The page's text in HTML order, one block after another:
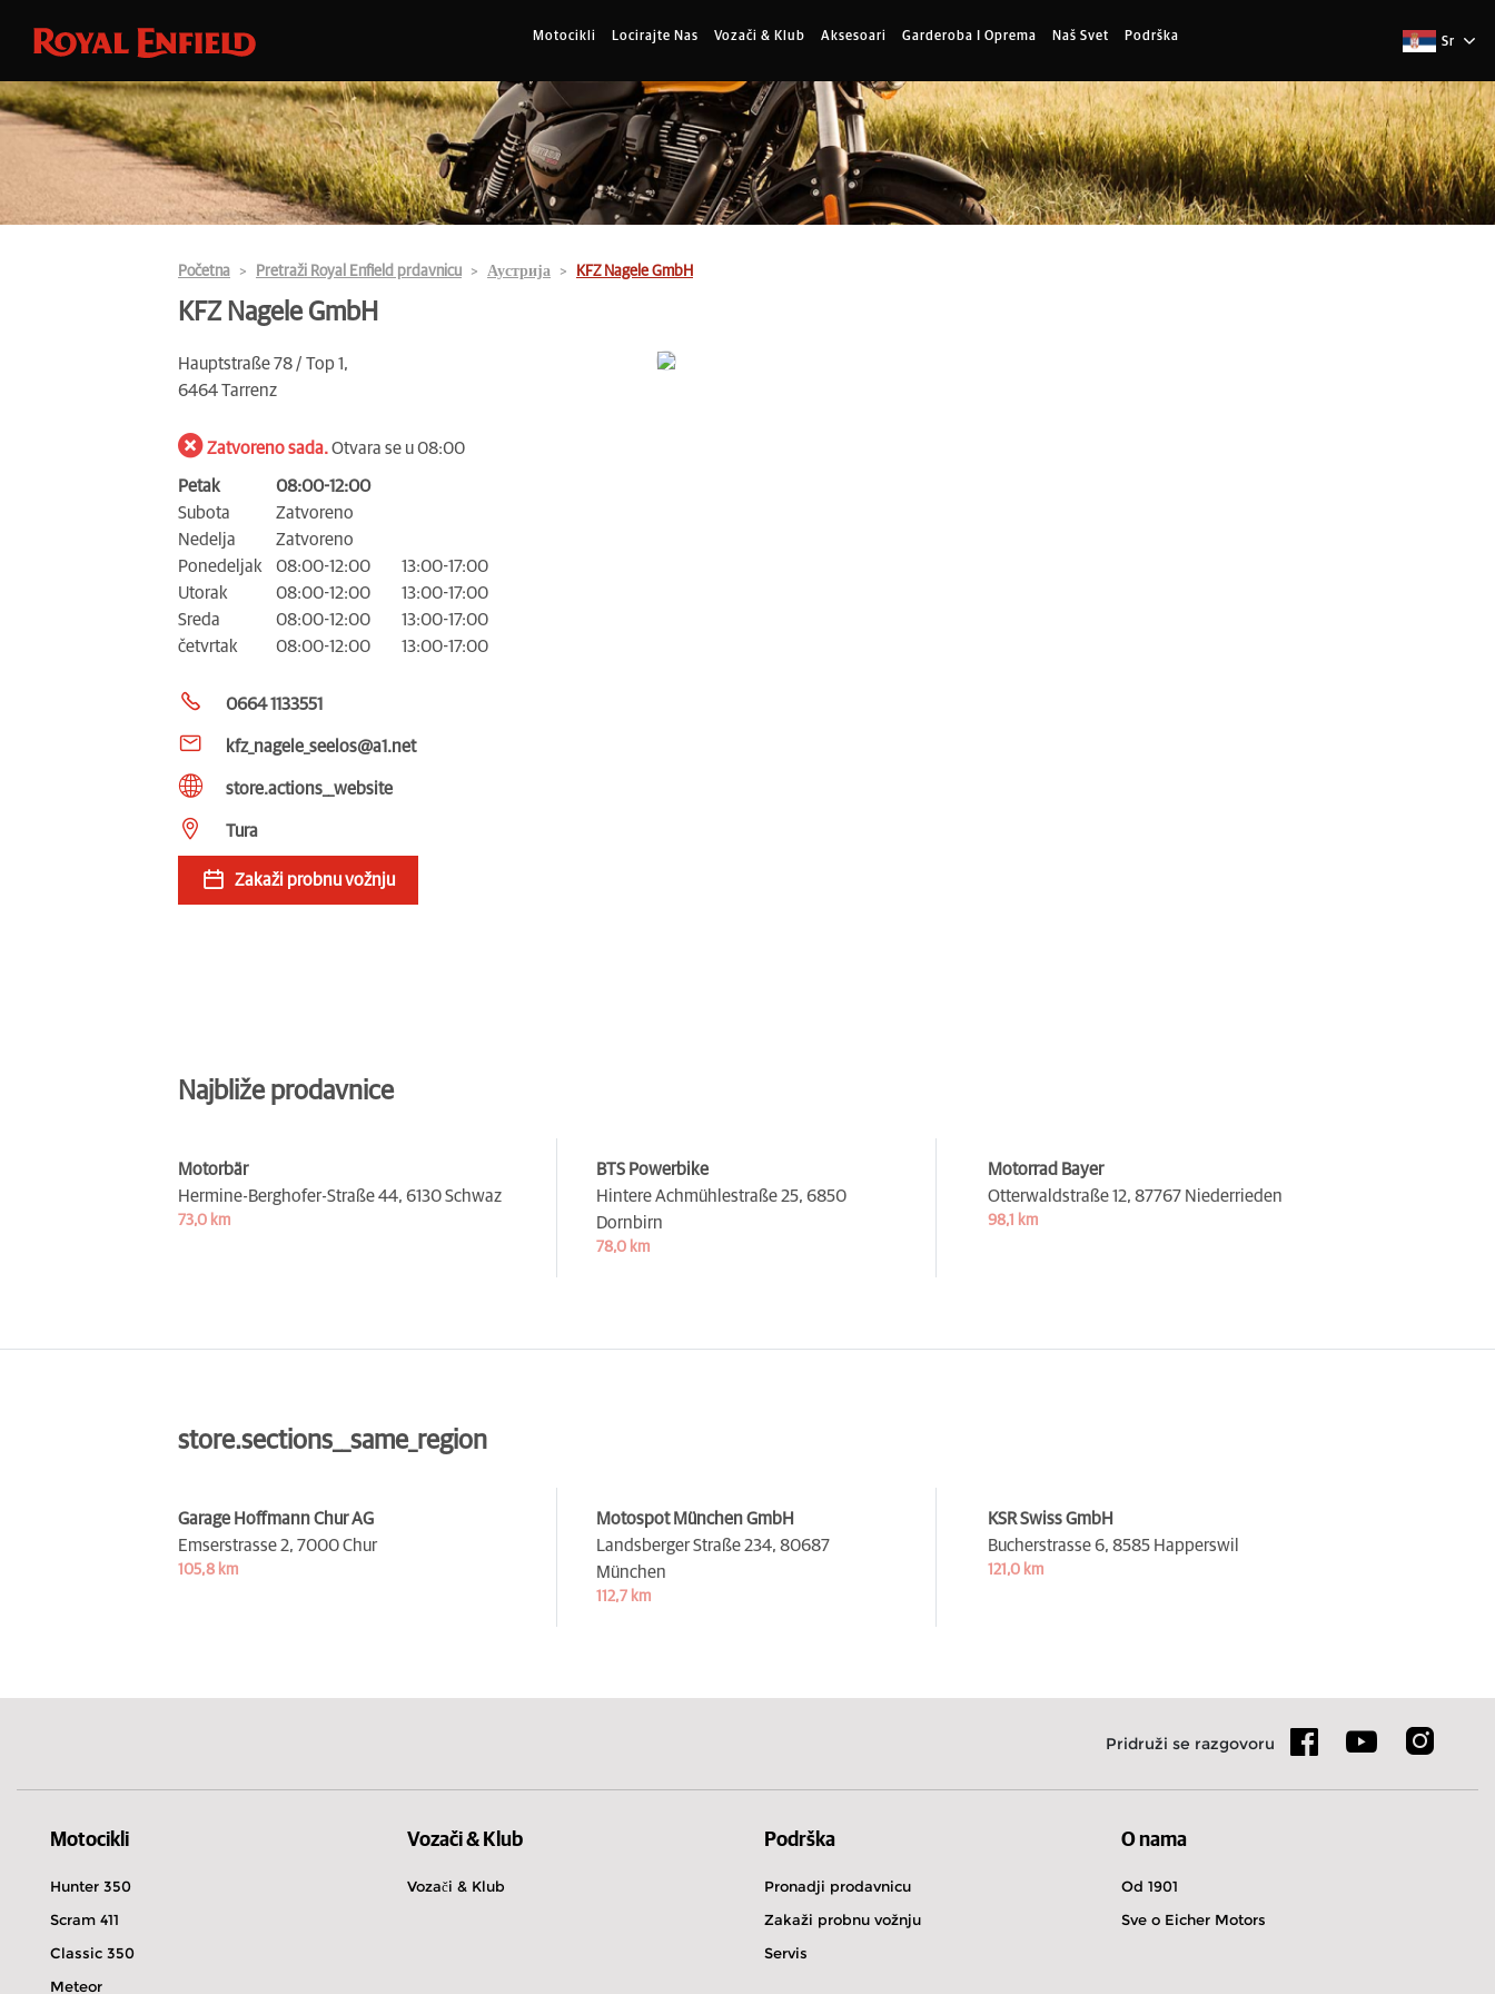
Motocikli Locirajte Nas Vozači & Klub Aksesoari Garderoba I Oprema Naš Svet Podrška Sr
Početna Pretraži Royal Enfield prdavnicu Аустрија KFZ Nagele GmbH
KFZ Nagele GmbH
Hauptstraße 78 / Top 1,
6464 Tarrenz
Zatvoreno sada.Otvara se u 08:00
Petak
08:00-12:00
Subota
Zatvoreno
Nedelja
Zatvoreno
Ponedeljak
08:00-12:00
13:00-17:00
Utorak
08:00-12:00
13:00-17:00
Sreda
08:00-12:00
13:00-17:00
četvrtak
08:00-12:00 13:00-17:00
0664 1133551
kfz_nagele_seelos@a1.net
store.actions__website
Tura
Zakaži probnu vožnju
Najbliže prodavnice
Motorbär
Hermine-Berghofer-Straße 44, 6130 Schwaz
73,0 km
BTS Powerbike
Hintere Achmühlestraße 25, 6850
Dornbirn
78,0 km
Motorrad Bayer
Otterwaldstraße 12, 87767 Niederrieden
98,1 km
store.sections__same_region
Garage Hoffmann Chur AG
Emserstrasse 2, 7000 Chur
105,8 km
Motospot München GmbH
Landsberger Straße 234, 80687
München
112,7 km
KSR Swiss GmbH
Bucherstrasse 6, 8585 Happerswil
121,0 km
Pridruži se razgovoru
Motocikli
Hunter 350
Scram 411
Classic 350
Meteor
Vozači & Klub
Vozači & Klub
Podrška
Pronadji prodavnicu
Zakaži probnu vožnju
Servis
O nama
Od 1901
Sve o Eicher Motors